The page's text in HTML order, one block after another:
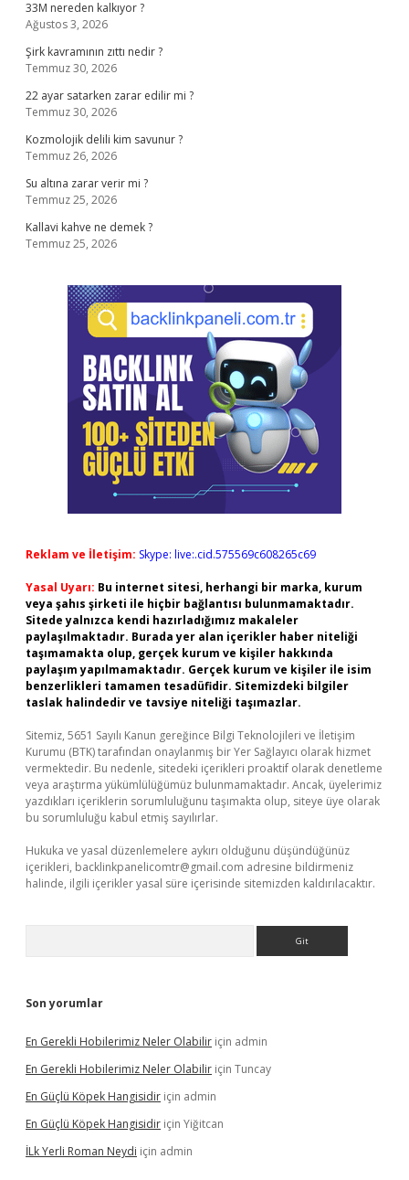
33M nereden kalkıyor ?
Ağustos 3, 2026
Şirk kavramının zıttı nedir ?
Temmuz 30, 2026
22 ayar satarken zarar edilir mi ?
Temmuz 30, 2026
Kozmolojik delili kim savunur ?
Temmuz 26, 2026
Su altına zarar verir mi ?
Temmuz 25, 2026
Kallavi kahve ne demek ?
Temmuz 25, 2026
Reklam ve İletişim: Skype: live:.cid.575569c608265c69
Yasal Uyarı: Bu internet sitesi, herhangi bir marka, kurum
veya şahıs şirketi ile hiçbir bağlantısı bulunmamaktadır.
Sitede yalnızca kendi hazırladığımız makaleler
paylaşılmaktadır. Burada yer alan içerikler haber niteliği
taşımamakta olup, gerçek kurum ve kişiler hakkında
paylaşım yapılmamaktadır. Gerçek kurum ve kişiler ile isim
benzerlikleri tamamen tesadüfidir. Sitemizdeki bilgiler
taslak halindedir ve tavsiye niteliği taşımazlar.
Sitemiz, 5651 Sayılı Kanun gereğince Bilgi Teknolojileri ve İletişim
Kurumu (BTK) tarafından onaylanmış bir Yer Sağlayıcı olarak hizmet
vermektedir. Bu nedenle, sitedeki içerikleri proaktif olarak denetleme
veya araştırma yükümlülüğümüz bulunmamaktadır. Ancak, üyelerimiz
yazdıkları içeriklerin sorumluluğunu taşımakta olup, siteye üye olarak
bu sorumluluğu kabul etmiş sayılırlar.
Hukuka ve yasal düzenlemelere aykırı olduğunu düşündüğünüz
içerikleri, backlinkpanelicomtr@gmail.com adresine bildirmeniz
halinde, ilgili içerikler yasal süre içerisinde sitemizden kaldırılacaktır.
Son yorumlar
En Gerekli Hobilerimiz Neler Olabilir için admin
En Gerekli Hobilerimiz Neler Olabilir için Tuncay
En Güçlü Köpek Hangisidir için admin
En Güçlü Köpek Hangisidir için Yiğitcan
İLk Yerli Roman Neydi için admin